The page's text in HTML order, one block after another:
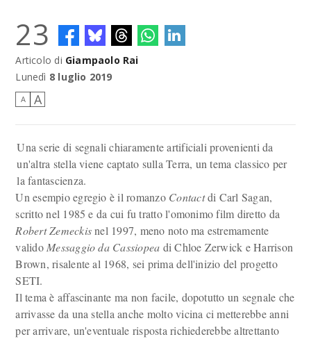
23
Articolo di Giampaolo Rai
Lunedì 8 luglio 2019
A A
Una serie di segnali chiaramente artificiali provenienti da
un'altra stella viene captato sulla Terra, un tema classico per
la fantascienza.
Un esempio egregio è il romanzo Contactdi Carl Sagan,
scritto nel 1985 e da cui fu tratto l'omonimo film diretto da
Robert Zemeckisnel 1997, meno noto ma estremamente
valido Messaggio da Cassiopea di Chloe Zerwick e Harrison
Brown, risalente al 1968, sei prima dell'inizio del progetto
SETI.
Il tema è affascinante ma non facile, dopotutto un segnale che
arrivasse da una stella anche molto vicina ci metterebbe anni
per arrivare, un'eventuale risposta richiederebbe altrettanto